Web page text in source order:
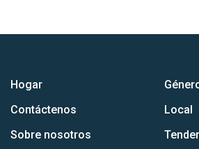
Hogar
Contáctenos
Sobre nosotros
Local